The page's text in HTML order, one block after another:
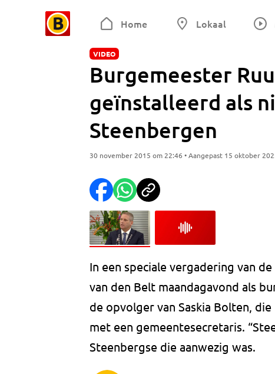
Home Lokaal
VIDEO
Burgemeester
geïnstalleerd als
Steenbergen
30 november 2015 om 22:46 • Aangepast 15 oktober
In een speciale vergadering van
van den Belt maandagavond als
de opvolger van Saskia Bolten,
met een gemeentesecretaris.
Steenbergse die aanwezig was.